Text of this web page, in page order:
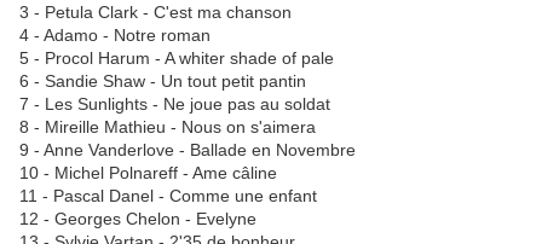
3 - Petula Clark - C'est ma chanson
4 - Adamo - Notre roman
5 - Procol Harum - A whiter shade of pale
6 - Sandie Shaw - Un tout petit pantin
7 - Les Sunlights - Ne joue pas au soldat
8 - Mireille Mathieu - Nous on s'aimera
9 - Anne Vanderlove - Ballade en Novembre
10 - Michel Polnareff - Ame câline
11 - Pascal Danel - Comme une enfant
12 - Georges Chelon - Evelyne